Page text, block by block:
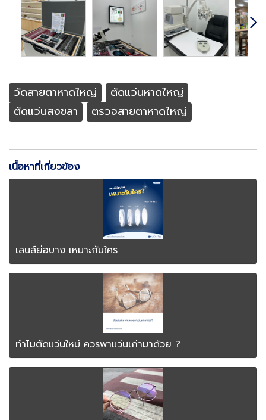
วัดสายตาหาดใหญ่
ตัดแว่นหาดใหญ่
ตัดแว่นสงขลา
ตรวจสายตาหาดใหญ่
เนื้อหาที่เกี่ยวข้อง
เลนส์ย่อบาง เหมาะกับใคร
ทำไมตัดแว่นใหม่ ควรพาแว่นเก่ามาด้วย ?